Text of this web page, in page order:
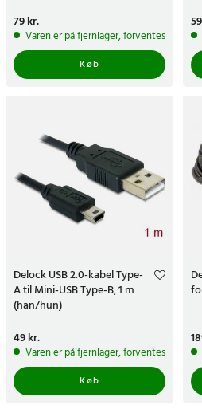
Pris:79 kr.
79 kr.
Varen er på fjernlager, forventes at
Køb
Delock USB 2.0-kabel Type-
A til Mini-USB Type-B, 1 m
(han/hun)
Pris:49 kr.
49 kr.
Varen er på fjernlager, forventes at
Køb